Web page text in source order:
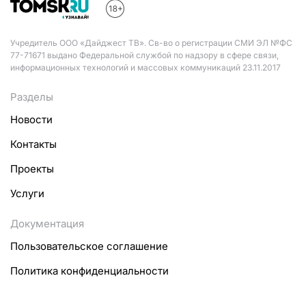
Учредитель ООО «Дайджест ТВ». Св-во о регистрации СМИ ЭЛ №ФС
77-71671 выдано Федеральной службой по надзору в сфере связи,
информационных технологий и массовых коммуникаций 23.11.2017
Разделы
Новости
Контакты
Проекты
Услуги
Документация
Пользовательское соглашение
Политика конфиденциальности